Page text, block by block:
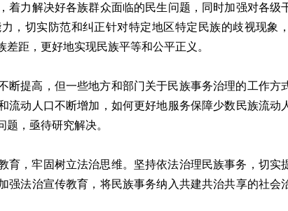
着力解决好各族群众面临的民生问题，同时加强对各级
，切实防范和纠正针对特定地区特定民族的歧视现象
距，更好地实现民族平等和公平正义。
断提高，但一些地方和部门关于民族事务治理的工作方
流动人口不断增加，如何更好地服务保障少数民族流动
，亟待研究解决。
育，牢固树立法治思维。坚持依法治理民族事务，切实
强法治宣传教育，将民族事务纳入共建共治共享的社会